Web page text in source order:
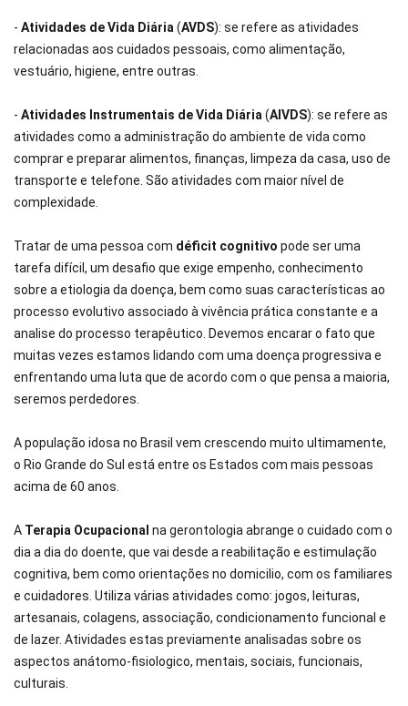
- Atividades de Vida Diária (AVDS): se refere as atividades
relacionadas aos cuidados pessoais, como alimentação,
vestuário, higiene, entre outras.
- Atividades Instrumentais de Vida Diária (AIVDS): se refere as
atividades como a administração do ambiente de vida como
comprar e preparar alimentos, finanças, limpeza da casa, uso de
transporte e telefone. São atividades com maior nível de
complexidade.
Tratar de uma pessoa com déficit cognitivo pode ser uma
tarefa difícil, um desafio que exige empenho, conhecimento
sobre a etiologia da doença, bem como suas características ao
processo evolutivo associado à vivência prática constante e a
analise do processo terapêutico. Devemos encarar o fato que
muitas vezes estamos lidando com uma doença progressiva e
enfrentando uma luta que de acordo com o que pensa a maioria,
seremos perdedores.
A população idosa no Brasil vem crescendo muito ultimamente,
o Rio Grande do Sul está entre os Estados com mais pessoas
acima de 60 anos.
A Terapia Ocupacional na gerontologia abrange o cuidado com o
dia a dia do doente, que vai desde a reabilitação e estimulação
cognitiva, bem como orientações no domicilio, com os familiares
e cuidadores. Utiliza várias atividades como: jogos, leituras,
artesanais, colagens, associação, condicionamento funcional e
de lazer. Atividades estas previamente analisadas sobre os
aspectos anátomo-fisiologico, mentais, sociais, funcionais,
culturais.